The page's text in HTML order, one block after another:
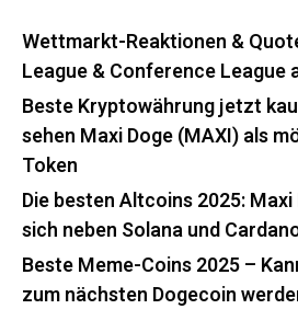
Wettmarkt-Reaktionen &
League & Conference League
Beste Kryptowährung jetzt
sehen Maxi Doge (MAXI) als
Token
Die besten Altcoins 2025:
sich neben Solana und
Beste Meme-Coins 2025 –
zum nächsten Dogecoin